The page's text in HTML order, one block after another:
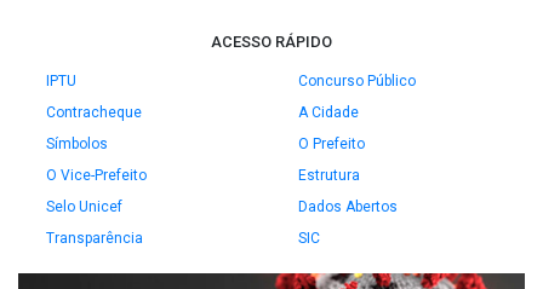
ACESSO RÁPIDO
IPTU
Concurso Público
Contracheque
A Cidade
Símbolos
O Prefeito
O Vice-Prefeito
Estrutura
Selo Unicef
Dados Abertos
Transparência
SIC